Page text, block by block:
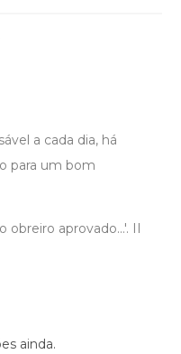
a cada dia, há
para um bom
obreiro aprovado...'. II
ainda.